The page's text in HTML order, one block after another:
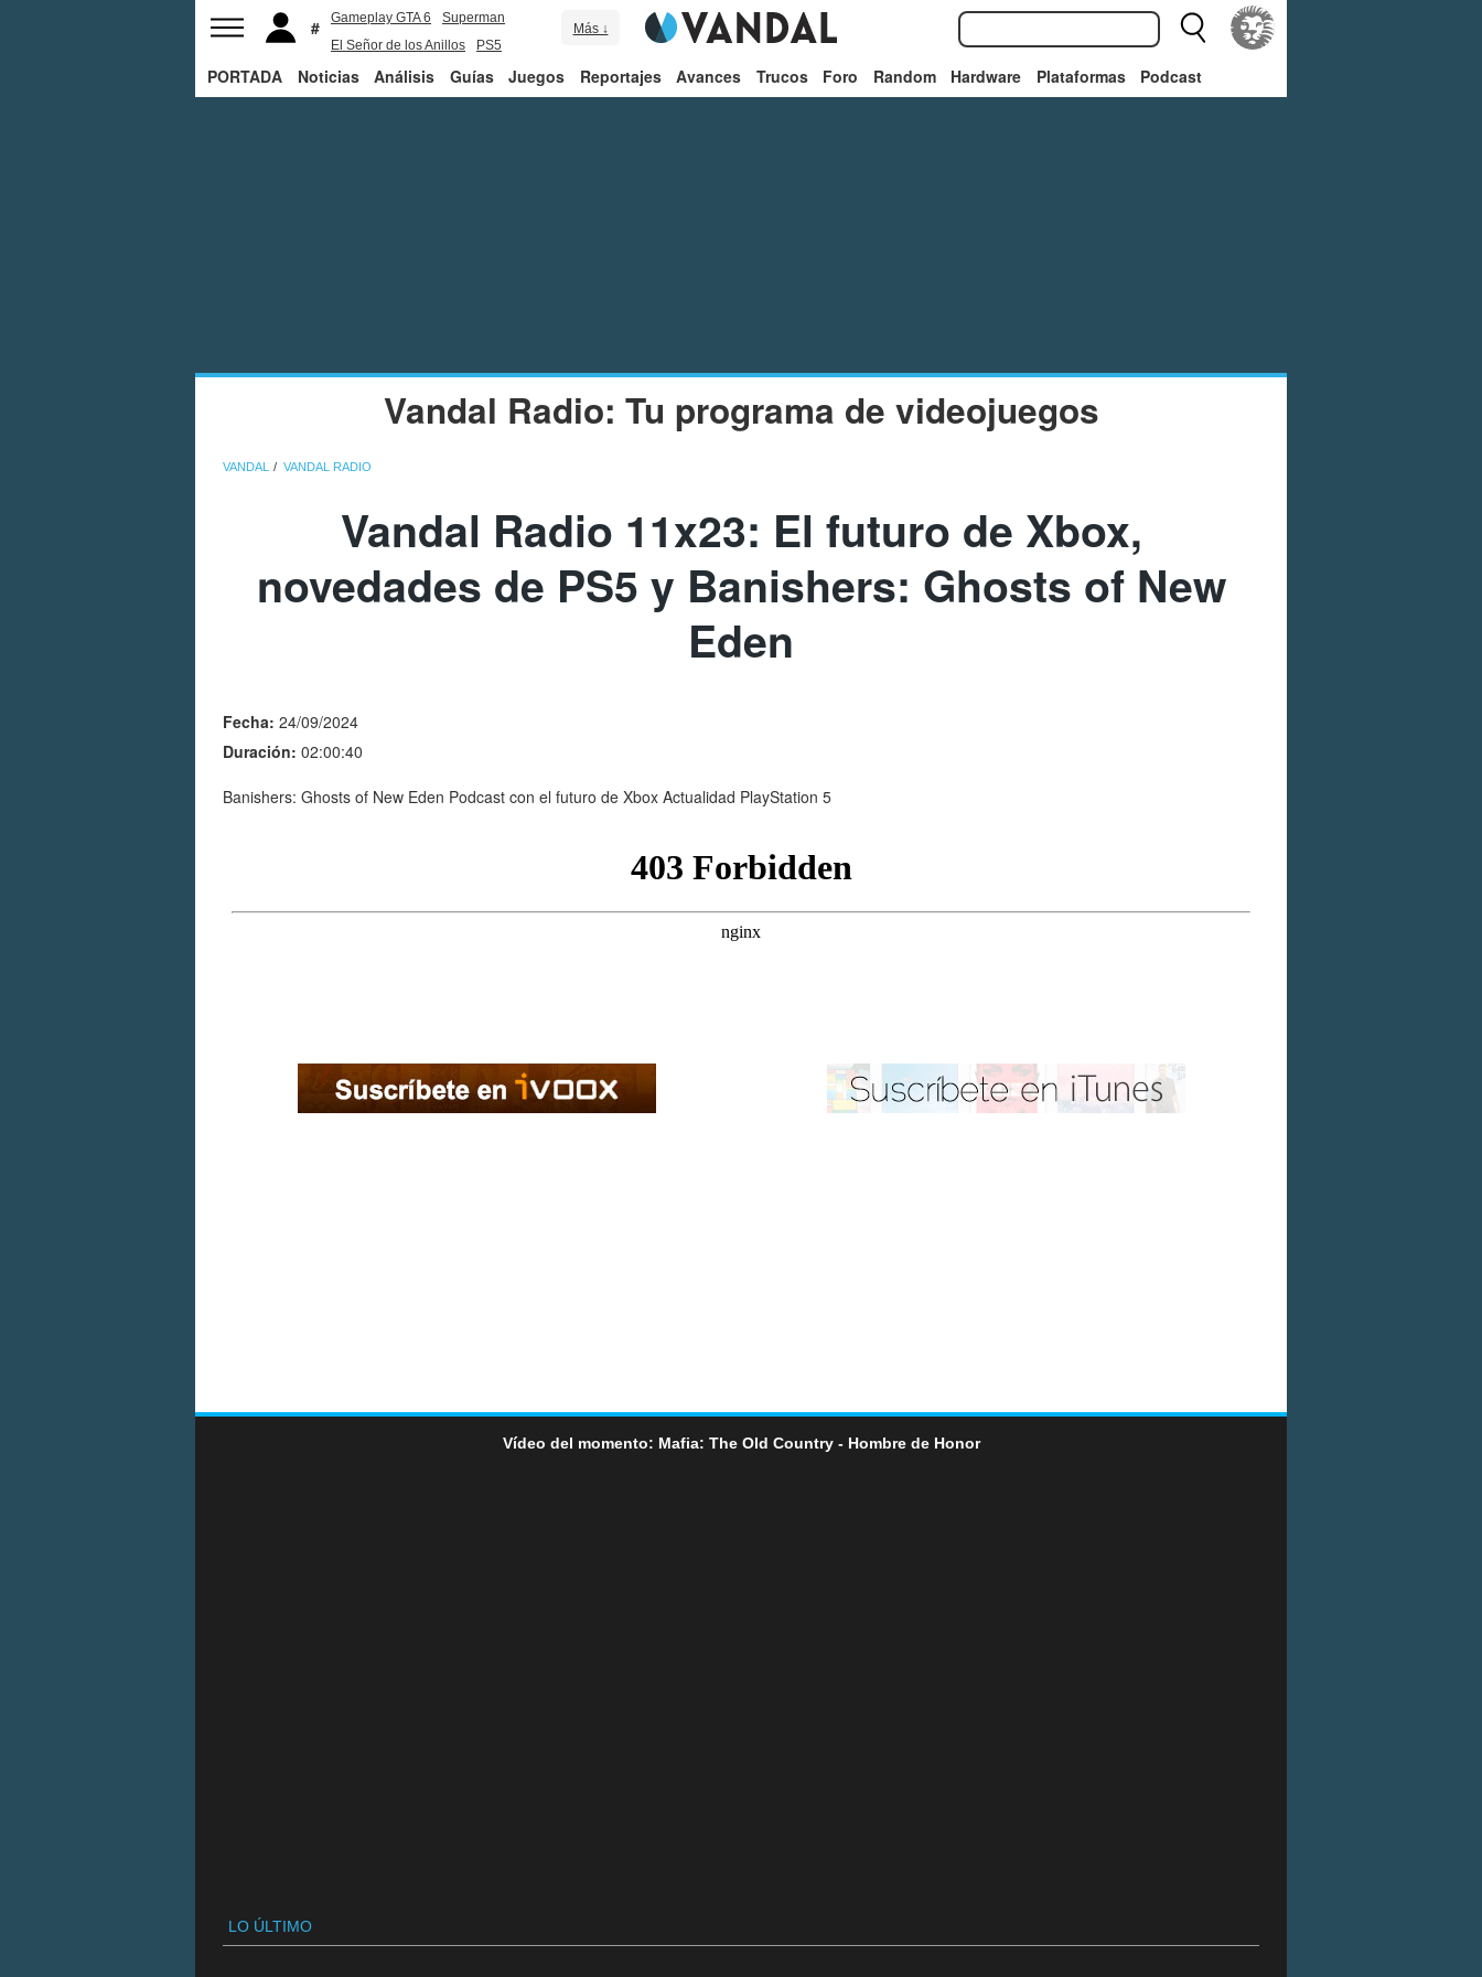
Gameplay GTA 6
Superman
El Señor de los Anillos
PS5
Más ↓
PORTADA Noticias Análisis Guías Juegos Reportajes Avances Trucos Foro Random Hardware Plataformas Podcast
Vandal Radio: Tu programa de videojuegos
VANDAL VANDAL RADIO
Vandal Radio 11x23: El futuro de Xbox,
novedades de PS5 y Banishers: Ghosts of New
Eden
Fecha: 24/09/2024
Duración: 02:00:40
Banishers: Ghosts of New Eden Podcast con el futuro de Xbox Actualidad PlayStation 5
Vídeo del momento: Mafia: The Old Country - Hombre de Honor
LO ÚLTIMO